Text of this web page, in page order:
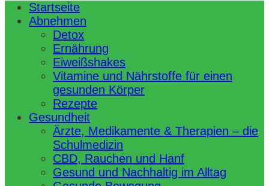
Startseite
Abnehmen
Detox
Ernährung
Eiweißshakes
Vitamine und Nährstoffe für einen
gesunden Körper
Rezepte
Gesundheit
Ärzte, Medikamente & Therapien – die
Schulmedizin
CBD, Rauchen und Hanf
Gesund und Nachhaltig im Alltag